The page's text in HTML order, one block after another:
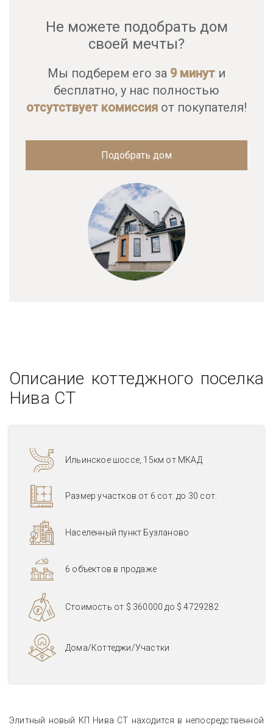
Не можете подобрать дом
своей мечты?
Мы подберем его за 9 минут и
бесплатно, у нас полностью
отсутствует комиссия от покупателя!
Подобрать дом
Описание коттеджного поселка
Нива СТ
Ильинское шоссе, 15км от МКАД
Размер участков от 6 сот. до 30 сот.
Населенный пункт Бузланово
6 объектов в продаже
Стоимость от $ 360000 до $ 4729282
Дома/Коттеджи/Участки
Элитный новый КП Нива СТ находится в непосредственной